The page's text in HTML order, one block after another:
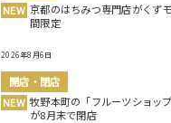
NEW 京都のはちみつ専門店がくず
間限定
2026年8月6日
開店・閉店
NEW 牧野本町の「フルーツショップ
が8月末で閉店